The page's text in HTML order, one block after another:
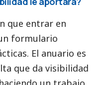
que entrar en
formulario
El anuario es
que da visibilidad